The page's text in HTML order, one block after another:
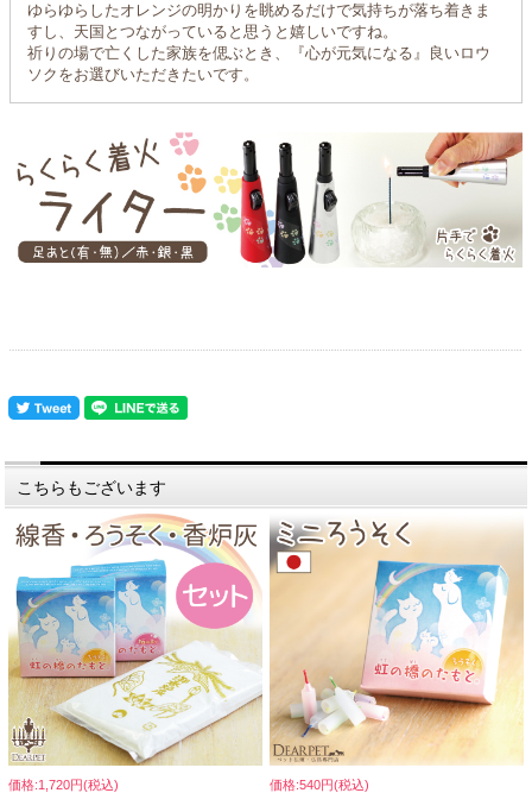
ゆらゆらしたオレンジの明かりを眺めるだけで気持ちが落ち着きま
すし、天国とつながっていると思うと嬉しいですね。
祈りの場で亡くした家族を偲ぶとき、『心が元気になる』良いロウ
ソクをお選びいただきたいです。
こちらもございます
価格:1,720円(税込) 価格:540円(税込)